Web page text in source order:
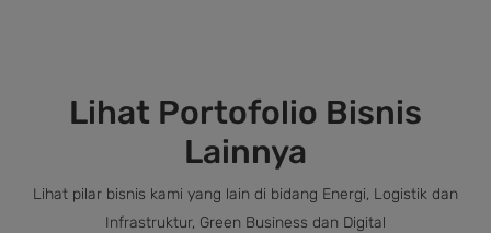
Lihat Portofolio Bisnis
Lainnya
Lihat pilar bisnis kami yang lain di bidang Energi, Logistik dan
Infrastruktur, Green Business dan Digital